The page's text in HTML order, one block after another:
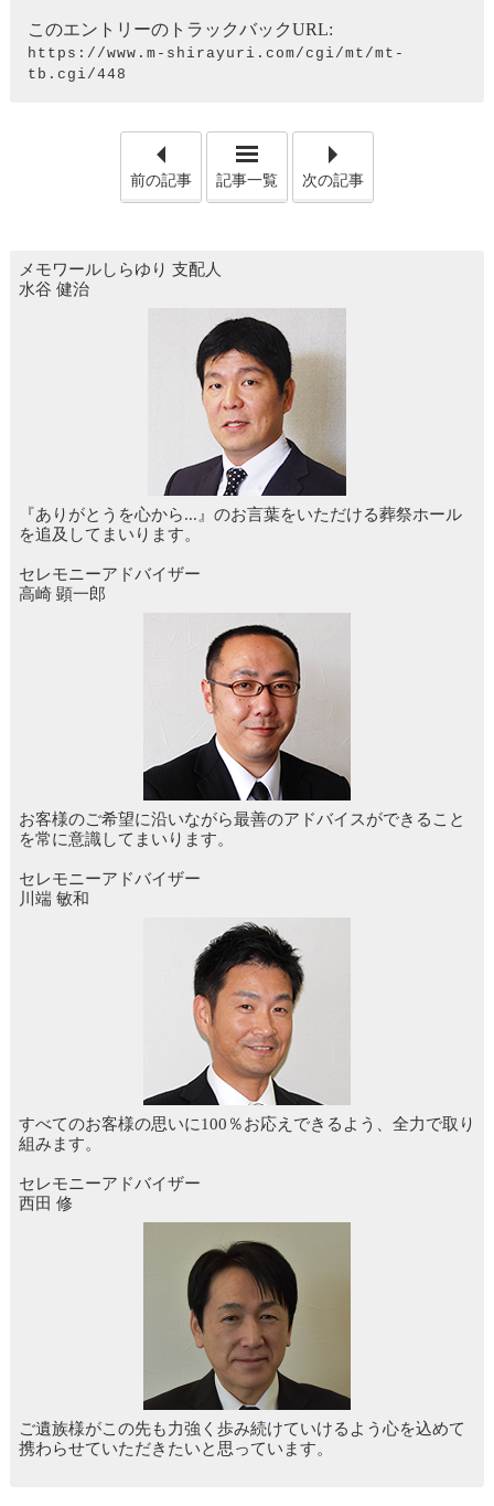
このエントリーのトラックバックURL:
https://www.m-shirayuri.com/cgi/mt/mt-
tb.cgi/448
前の記事 記事一覧 次の記事
メモワールしらゆり 支配人
水谷 健治
『ありがとうを心から...』のお言葉をいただける葬祭ホール
を追及してまいります。
セレモニーアドバイザー
高崎 顕一郎
お客様のご希望に沿いながら最善のアドバイスができること
を常に意識してまいります。
セレモニーアドバイザー
川端 敏和
すべてのお客様の思いに100％お応えできるよう、全力で取り
組みます。
セレモニーアドバイザー
西田 修
ご遺族様がこの先も力強く歩み続けていけるよう心を込めて
携わらせていただきたいと思っています。